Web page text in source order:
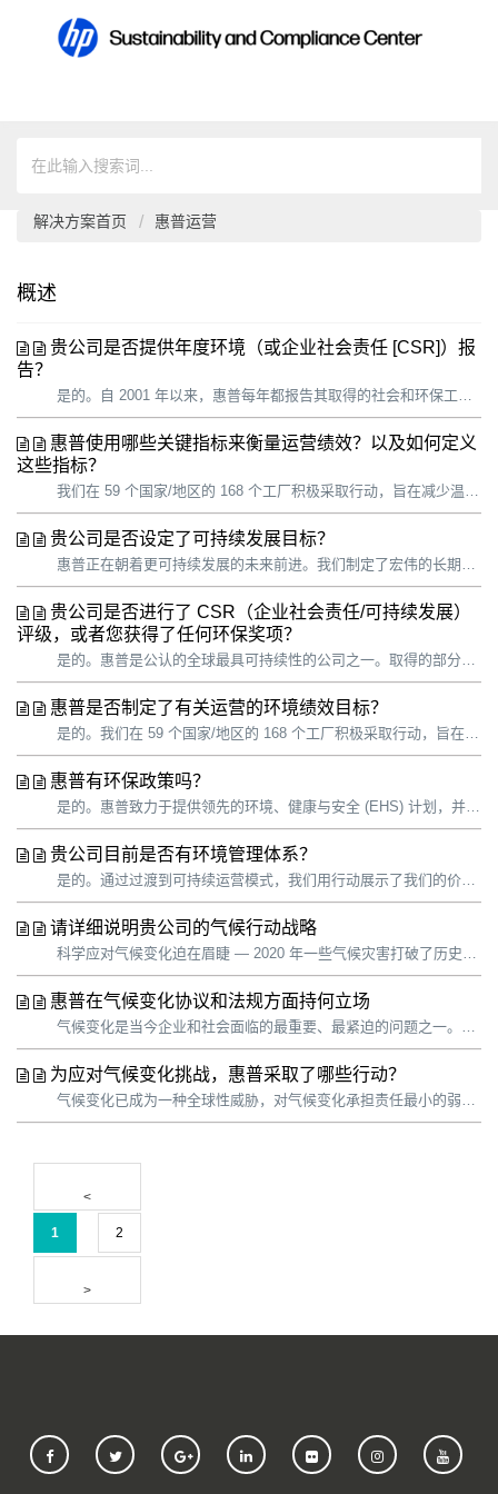
解决方案首页 惠普运营
概述
贵公司是否提供年度环境（或企业社会责任 [CSR]）报
告？
是的。自 2001 年以来，惠普每年都报告其取得的社会和环保工作进展。我们为客户、行业分析师、社会责任投资者、非政府组织 (NGO)、员工、可持续发展专家、政府等利益相关者提供详细的信息。 确定报告内容时，我们会考虑： • 我们的重要性评估 • 惠普高管和内容专家的意见 • 外部利益相...
惠普使用哪些关键指标来衡量运营绩效？以及如何定义
这些指标？
我们在 59 个国家/地区的 168 个工厂积极采取行动，旨在减少温室气体 (GHG) 排放、能源和水消耗以及废弃物的产生。尽管与惠普运营相关的温室气体排放仅占我们总体碳足迹的 1%，但是我们对自己的运营具有最大的控制力和影响力，也最有能力产生即时影响。通过过渡到可持续运营模式，我们用行动展示了我们的价值观，并...
贵公司是否设定了可持续发展目标？
惠普正在朝着更可持续发展的未来前进。我们制定了宏伟的长期目标，并将战略重点放在可以发挥最大影响的领域。 惠普支持联合国可持续发展目标 (SDG)，并一如既往地致力于推动实现与我们可持续发展战略密切相关的特定目标： 到 2025 年，在惠普个人系统和印刷产品组合中使用 30% 的消费后再生塑料。1 到 2...
贵公司是否进行了 CSR（企业社会责任/可持续发展）
评级，或者您获得了任何环保奖项？
是的。惠普是公认的全球最具可持续性的公司之一。取得的部分荣誉： 2020 年 CDP 排名排名 —— 全球唯一一家在 CDP 气候、森林和水资源保护方面获得 3A 评级并入围供应商参与度排行榜的科技公司。 全球 100 强 —— 连续 6 年入选“全球最具可持续性百强企业”榜单。 能源之星 —— 连续第...
惠普是否制定了有关运营的环境绩效目标？
是的。我们在 59 个国家/地区的 168 个工厂积极采取行动，旨在减少温室气体 (GHG) 排放、能源和水消耗以及废弃物的产生。通过过渡到可持续运营模式，我们用行动展示了我们的价值观，并为员工、客户、供应商、访客和其他人员提供了行业领先的实践。 惠普支持联合国可持续发展目标 (SDG)，并一如既往地致力于推...
惠普有环保政策吗？
是的。惠普致力于提供领先的环境、健康与安全 (EHS) 计划，并不断改进员工的人身安全保障。我们深知，我们的业务依赖并影响着环境，包括资源消耗、大气排放和水排放。我们始终致力于以负责任的方式开展业务，尽量减少运营对人类健康和环境的影响，同时提供可以在整个生命周期内实现安全、环保的产品和服务。为了兑现承诺，我们将...
贵公司目前是否有环境管理体系？
是的。通过过渡到可持续运营模式，我们用行动展示了我们的价值观，并为员工、客户、供应商、访客和其他人员提供了行业领先的实践。 我们的环境、健康与安全 (EHS) 政策和 EHS 管理系统（适用于所有惠普员工和承包商以及所有运营地点）可帮助我们管理对环境的影响，改善员工安全状况，核实我们对目标的实现进度以及对内部...
请详细说明贵公司的气候行动战略
科学应对气候变化迫在眉睫 — 2020 年一些气候灾害打破了历史记录，包括野火、季风和飓风。气候变化将影响所有企业和地区，其中低收入和有色人种群体受影响比较显著。要想减轻气候危机，保护自然环境和人类社区，我们必须改变我们制造、交付和使用产品的方式。 2021 年 4 月，我们制定了新的目标，确立了应对气候变化...
惠普在气候变化协议和法规方面持何立场
气候变化是当今企业和社会面临的最重要、最紧迫的问题之一。科学证据明确表明，气候变化影响非常严重，我们必须行动起来。惠普认为采取气候行动不仅是我们的责任，而且关系着企业的长远发展。惠普正在努力提高业务弹性，不断开拓创新以减轻气候变化的影响，并适应不断演变的全球业务和监管环境。我们认识到，客户和投资者都希望我们尽力...
为应对气候变化挑战，惠普采取了哪些行动？
气候变化已成为一种全球性威胁，对气候变化承担责任最小的弱势群体感受最为明显。科学应对气候变化迫在眉睫。我们整个社会在这个关键十年做出的决定将影响我们在整个 21 世纪以及未来的发展轨迹。 企业的作用是必不可少的。惠普不断进行自我革新，发展更高效的零碳循环经济，以解决气候变化带来的紧迫问题，这是惠普可持续发展战...
1 2